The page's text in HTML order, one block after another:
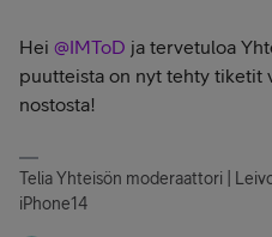
Hei @IMToD ja tervetuloa
puutteista on nyt tehty tiketit
nostosta!
Telia Yhteisön moderaattori |
iPhone14